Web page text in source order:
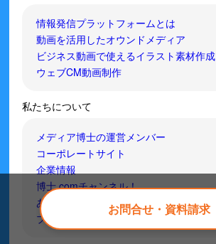
お問合せ・資料請求
情報発信プラットフォームとは
動画を活用したオウンドメディア
ビジネス動画で使えるイラスト素材作成
ウェブCM動画制作
私たちについて
メディア博士の運営メンバー
コーポレートサイト
企業情報
博士.comチャンネル！
あな場チャンネル
プライバシーポリシー